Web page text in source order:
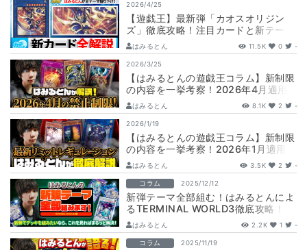
2026/4/25
【遊戯王】最新弾「カオスオリジン
ズ」徹底攻略！注目カードと新テーマ
展開ルートをはみるとんが徹底解説！
【CHAO…
はみるとん 11.5K 0 -
2026/3/25
【はみるとんの遊戯王コラム】新制限
の内容を一挙考察！2026年4月適用
の最新環境を徹底研究！
はみるとん 8.1K 2 -
2026/1/19
【はみるとんの遊戯王コラム】新制限
の内容を一挙考察！2026年1月適用の
最新環境を徹底研究！
はみるとん 3.5K 2 -
コラム 2025/12/12
新弾テーマ全部組む！はみるとんによ
るTERMINAL WORLD3徹底攻略！
はみるとん 2.2K 1 -
コラム 2025/11/19